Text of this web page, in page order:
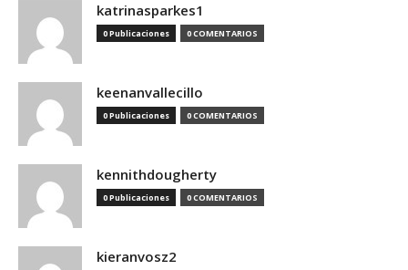
katrinasparkes1
0 Publicaciones 0 COMENTARIOS
keenanvallecillo
0 Publicaciones 0 COMENTARIOS
kennithdougherty
0 Publicaciones 0 COMENTARIOS
kieranvosz2